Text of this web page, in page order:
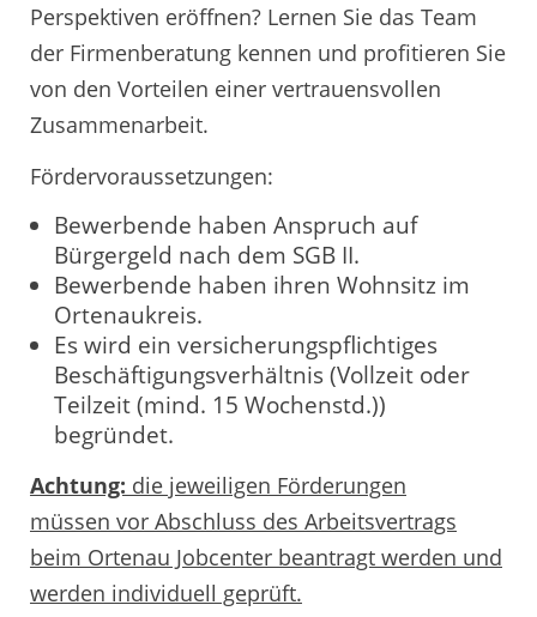
Perspektiven eröffnen? Lernen Sie das Team
der Firmenberatung kennen und profitieren Sie
von den Vorteilen einer vertrauensvollen
Zusammenarbeit.
Fördervoraussetzungen:
Bewerbende haben Anspruch auf
Bürgergeld nach dem SGB II.
Bewerbende haben ihren Wohnsitz im
Ortenaukreis.
Es wird ein versicherungspflichtiges
Beschäftigungsverhältnis (Vollzeit oder
Teilzeit (mind. 15 Wochenstd.))
begründet.
Achtung: die jeweiligen Förderungen
müssen vor Abschluss des Arbeitsvertrags
beim Ortenau Jobcenter beantragt werden und
werden individuell geprüft.